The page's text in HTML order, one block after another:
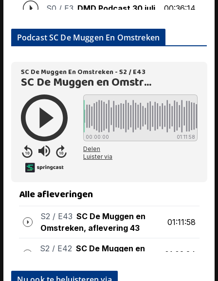
Podcast SC De Muggen En Omstreken